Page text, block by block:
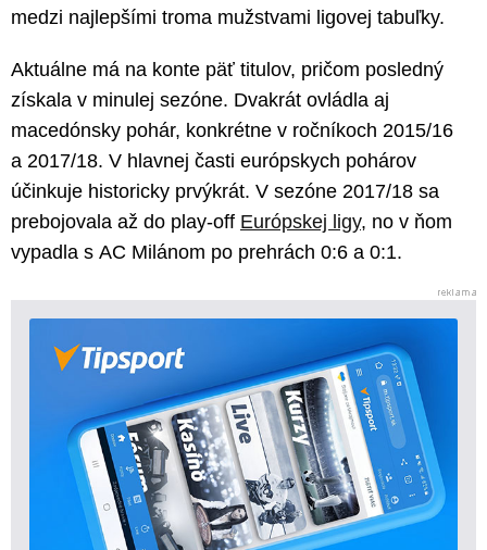
medzi najlepšími troma mužstvami ligovej tabuľky.
Aktuálne má na konte päť titulov, pričom posledný
získala v minulej sezóne. Dvakrát ovládla aj
macedónsky pohár, konkrétne v ročníkoch 2015/16
a 2017/18. V hlavnej časti európskych pohárov
účinkuje historicky prvýkrát. V sezóne 2017/18 sa
prebojovala až do play-off Európskej ligy, no v ňom
vypadla s AC Milánom po prehrách 0:6 a 0:1.